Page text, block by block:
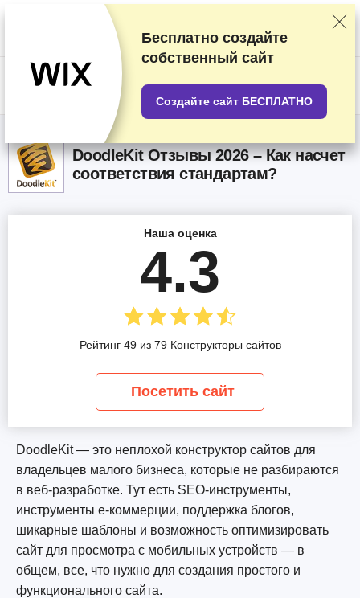
Мы оцениваем продавцов по результатам тщательного тестирования
и изучения, а также учитываем ваши отзывы и наши коммерческие
соглашения с провайдерами. На данной странице содержатся
Раскрытие информации о рекламе
US$
DoodleKit Oтзывы 2026 – Как насчет
соответствия стандартам?
DoodleKit — это неплохой конструктор сайтов для
владельцев малого бизнеса, которые не разбираются
в веб-разработке. Тут есть SEO-инструменты,
инструменты е-коммерции, поддержка блогов,
шикарные шаблоны и возможность оптимизировать
сайт для просмотра с мобильных устройств — в
общем, все, что нужно для создания простого и
функционального сайта.
Наша оценка
4.3
Рейтинг 49 из 79 Конструкторы сайтов
Посетить сайт
Бесплатно создайте
собственный сайт
Создайте сайт БЕСПЛАТНО